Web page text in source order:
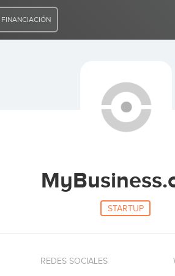
STARTUP
REDES SOCIALES